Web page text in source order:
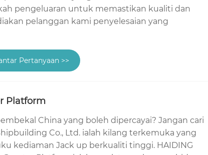
pengeluaran untuk memastikan kualiti dan
pelanggan kami penyelesaian yang
Pertanyaan >>
Platform
China yang boleh dipercayai? Jangan cari
Co., Ltd. ialah kilang terkemuka yang
kediaman Jack up berkualiti tinggi. HAIDING